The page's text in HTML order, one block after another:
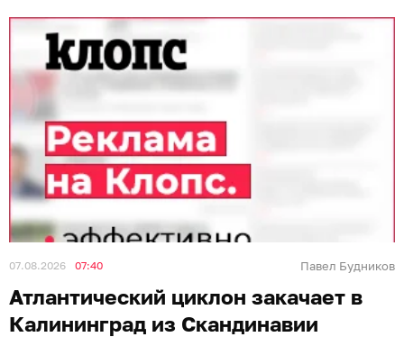
07.08.2026 07:40 Павел Будников
Атлантический циклон закачает в
Калининград из Скандинавии